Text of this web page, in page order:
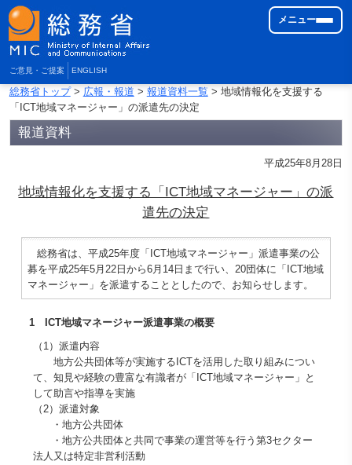
ご意見・ご提案 ENGLISH
メニュー
総務省トップ> 広報・報道 > 報道資料一覧> 地域情報化を支援する
「ICT地域マネージャー」の派遣先の決定
報道資料
平成25年8月28日
地域情報化を支援する「ICT地域マネージャー」の派
遣先の決定
総務省は、平成25年度「ICT地域マネージャー」派遣事業の公
募を平成25年5月22日から6月14日まで行い、20団体に「ICT地域
マネージャー」を派遣することとしたので、お知らせします。
1 ICT地域マネージャー派遣事業の概要
（1）派遣内容
地方公共団体等が実施するICTを活用した取り組みについ
て、知見や経験の豊富な有識者が「ICT地域マネージャー」と
して助言や指導を実施
（2）派遣対象
・地方公共団体
・地方公共団体と共同で事業の運営等を行う第3セクター
法人又は特定非営利活動